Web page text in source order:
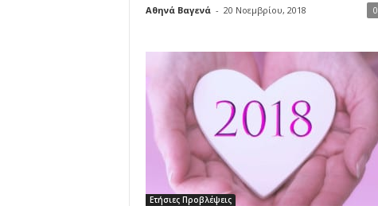
Αθηνά Βαγενά - 20 Νοεμβρίου, 2018 0
Ετήσιες Προβλέψεις